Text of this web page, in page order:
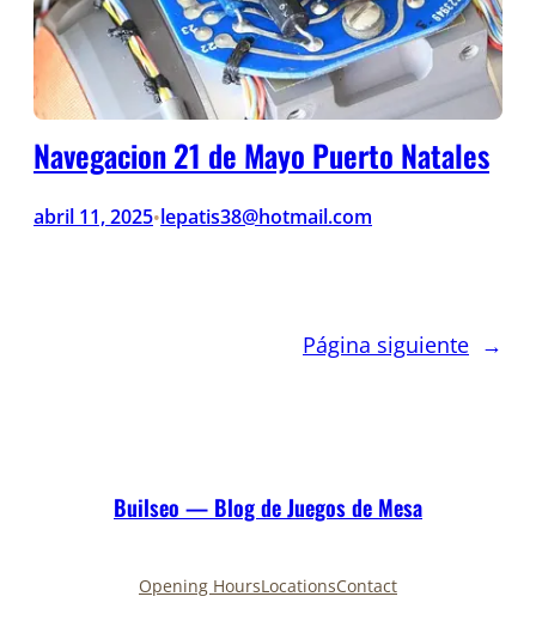
Navegacion 21 de Mayo Puerto Natales
abril 11, 2025•lepatis38@hotmail.com
Página siguiente →
Builseo — Blog de Juegos de Mesa
Opening HoursLocationsContact